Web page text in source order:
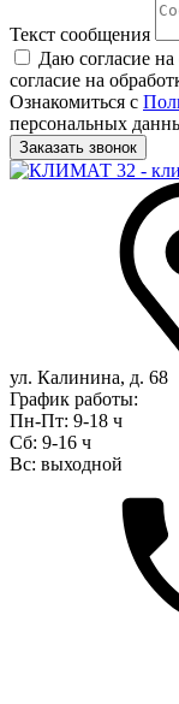
Текст сообщения
Даю согласие
согласие на
Ознакомиться с
персональных
ул. Калинина, д. 68
График работы:
Пн-Пт: 9-18 ч
Сб: 9-16 ч
Вс: выходной